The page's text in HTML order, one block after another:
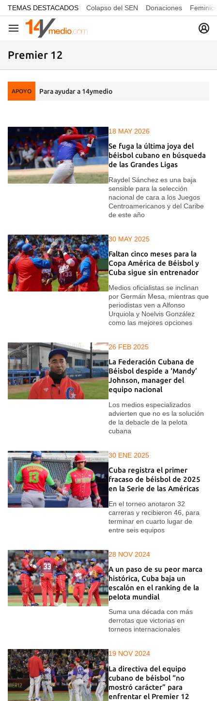
common.go-to-content
TEMAS DESTACADOS Colapso del SEN Donaciones
Navegación
Premier 12
APOYO Para ayudar a 14ymedio
18 MAY 2026
Se fuga la última joya del
béisbol cubano en búsqueda
de las Grandes Ligas
Raydel Sánchez es una baja
sensible para la selección
nacional de cara a los Juegos
Centroamericanos y del Caribe
de este año
30 MAY 2025
Faltan cinco meses para la
Copa América de Béisbol y
Cuba sigue sin entrenador
Medios oficialistas se inclinan
por Germán Mesa, mientras que
periodistas ven a Alfonso
Urquiola y Noelvis González
como las mejores opciones
26 FEB 2025
La Federación Cubana de
Béisbol despide a ‘Mandy’
Johnson, manager del
equipo nacional
Los medios especializados
advierten que no es la solución
de la debacle de la pelota
cubana
30 ENE 2025
Cuba registra el primer
fracaso de béisbol de 2025
en la Serie de las Américas
En el torneo anotaron 32
carreras y recibieron 46, para
terminar en cuarto lugar de
entre seis equipos
28 NOV 2024
A un paso de su peor marca
histórica, Cuba baja un
escalón en el ranking de la
pelota mundial
Suma una década con más
derrotas que victorias en
torneos internacionales
19 NOV 2024
La directiva del equipo
cubano de béisbol “no
mostró carácter” para
enfrentar el Premier 12